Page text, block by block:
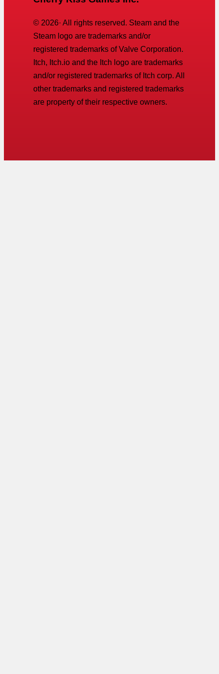
© 2026· All rights reserved. Steam and the
Steam logo are trademarks and/or
registered trademarks of Valve Corporation.
Itch, Itch.io and the Itch logo are trademarks
and/or registered trademarks of Itch corp. All
other trademarks and registered trademarks
are property of their respective owners.